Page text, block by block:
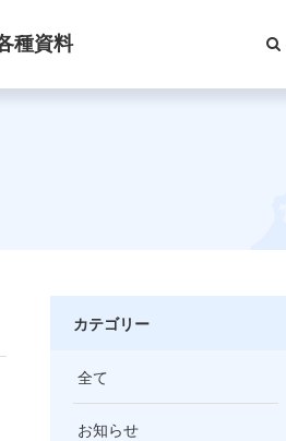
種資料
カテゴリー
全て
お知らせ